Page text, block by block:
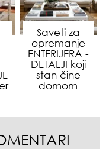
Saveti za
opremanje
ENTERIJERA -
DETALJI koji
stan čine
domom